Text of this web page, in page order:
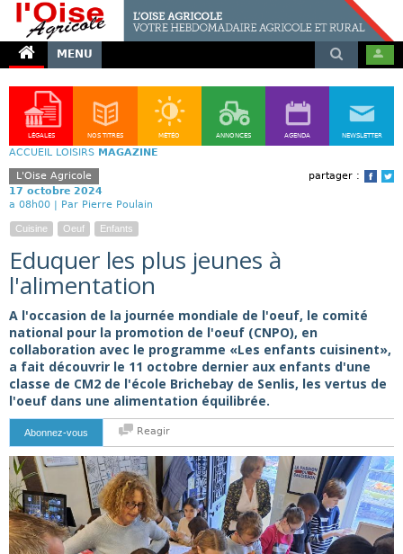
MENU
LÉGALES NOS TITRES MÉTÉO ANNONCES AGENDA NEWSLETTER
ACCUEIL LOISIRS MAGAZINE
partager :
L'Oise Agricole
17 octobre 2024
a 08h00 | Par Pierre Poulain
Cuisine Oeuf Enfants
Eduquer les plus jeunes à
l'alimentation
A l'occasion de la journée mondiale de l'oeuf, le comité
national pour la promotion de l'oeuf (CNPO), en
collaboration avec le programme «Les enfants cuisinent»,
a fait découvrir le 11 octobre dernier aux enfants d'une
classe de CM2 de l'école Brichebay de Senlis, les vertus de
l'oeuf dans une alimentation équilibrée.
Abonnez-vous Reagir